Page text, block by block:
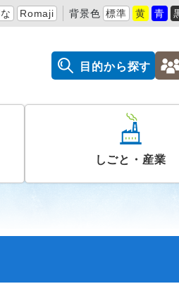
Romaji 背景色 標準 黄 青
目的から探す
しごと・産業